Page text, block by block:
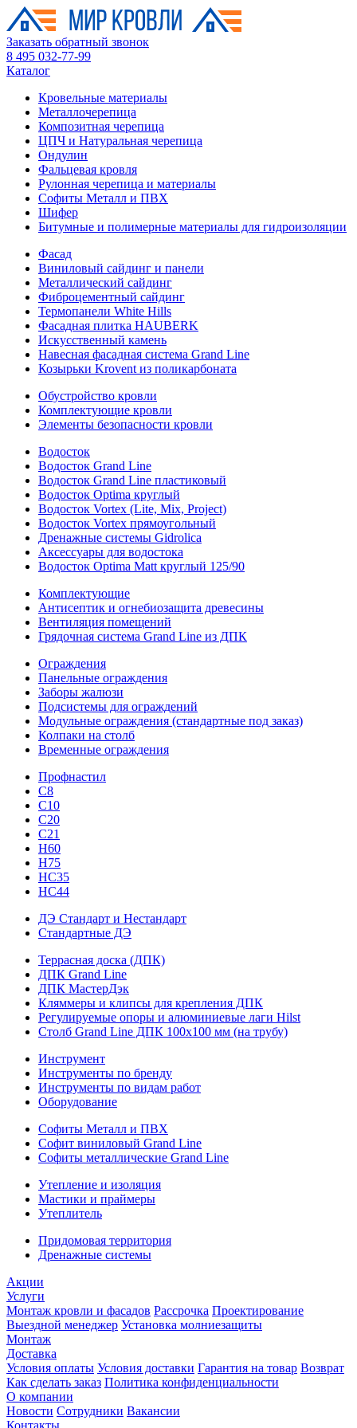
Заказать обратный звонок
8 495 032-77-99
Каталог
Кровельные материалы
Металлочерепица
Композитная черепица
ЦПЧ и Натуральная черепица
Ондулин
Фальцевая кровля
Рулонная черепица и материалы
Софиты Металл и ПВХ
Шифер
Битумные и полимерные материалы для гидроизоляции
Фасад
Виниловый сайдинг и панели
Металлический сайдинг
Фиброцементный сайдинг
Термопанели White Hills
Фасадная плитка HAUBERK
Искусственный камень
Навесная фасадная система Grand Line
Козырьки Krovent из поликарбоната
Обустройство кровли
Комплектующие кровли
Элементы безопасности кровли
Водосток
Водосток Grand Line
Водосток Grand Line пластиковый
Водосток Optima круглый
Водосток Vortex (Lite, Mix, Project)
Водосток Vortex прямоугольный
Дренажные системы Gidrolica
Аксессуары для водостока
Водосток Optima Matt круглый 125/90
Комплектующие
Антисептик и огнебиозащита древесины
Вентиляция помещений
Грядочная система Grand Line из ДПК
Ограждения
Панельные ограждения
Заборы жалюзи
Подсистемы для ограждений
Модульные ограждения (стандартные под заказ)
Колпаки на столб
Временные ограждения
Профнастил
С8
С10
С20
С21
H60
H75
HС35
НС44
ДЭ Стандарт и Нестандарт
Стандартные ДЭ
Террасная доска (ДПК)
ДПК Grand Line
ДПК МастерДэк
Кляммеры и клипсы для крепления ДПК
Регулируемые опоры и алюминиевые лаги Hilst
Столб Grand Line ДПК 100х100 мм (на трубу)
Инструмент
Инструменты по бренду
Инструменты по видам работ
Оборудование
Софиты Металл и ПВХ
Софит виниловый Grand Line
Софиты металлические Grand Line
Утепление и изоляция
Мастики и праймеры
Утеплитель
Придомовая территория
Дренажные системы
Акции
Услуги
Монтаж кровли и фасадов Рассрочка Проектирование
Выездной менеджер Установка молниезащиты
Монтаж
Доставка
Условия оплаты Условия доставки Гарантия на товар Возврат
Как сделать заказ Политика конфиденциальности
О компании
Новости Сотрудники Вакансии
Контакты